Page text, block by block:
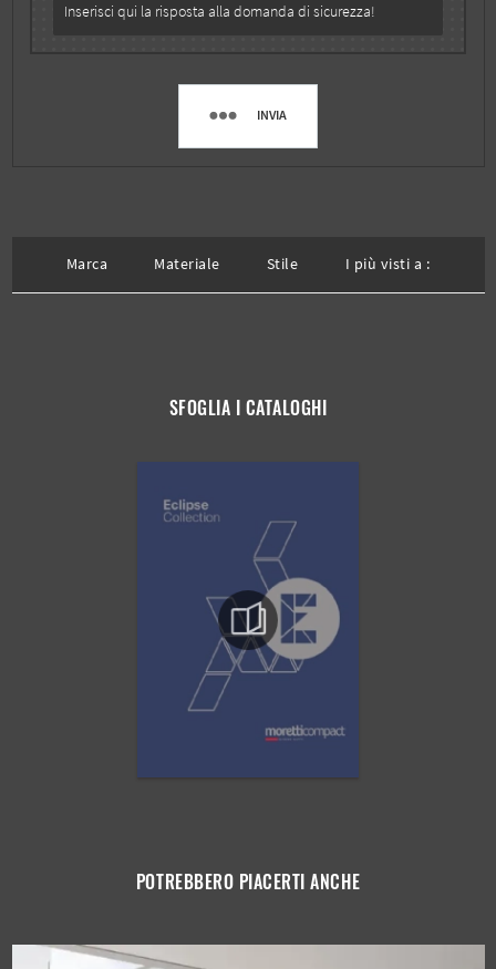
INVIA
Marca Materiale Stile I più visti a :
SFOGLIA I CATALOGHI
POTREBBERO PIACERTI ANCHE